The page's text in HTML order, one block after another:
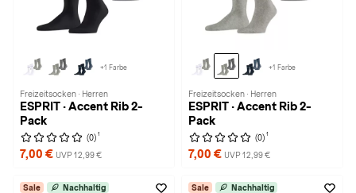
+1 Farbe
Freizeitsocken · Herren
ESPRIT · Accent Rib 2-
Pack
(0) 1
7,00 € UVP 12,99 €
+1 Farbe
Freizeitsocken · Herren
ESPRIT · Accent Rib 2-
Pack
(0) 1
7,00 € UVP 12,99 €
Sale Nachhaltig Sale Nachhaltig